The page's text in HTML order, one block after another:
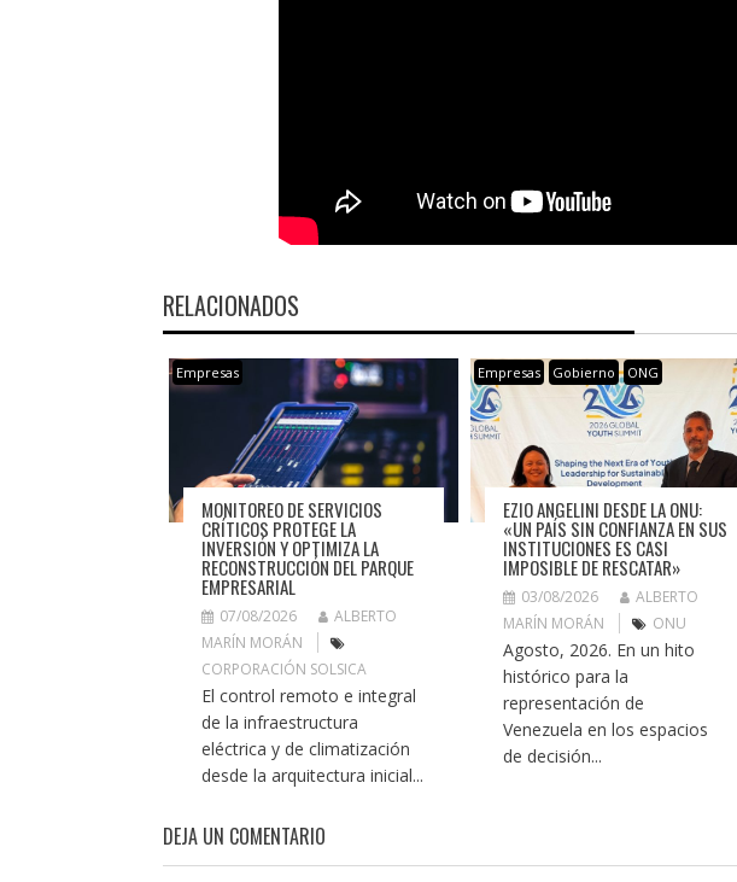
RELACIONADOS
Empresas
MONITOREO DE SERVICIOS
CRÍTICOS PROTEGE LA
INVERSIÓN Y OPTIMIZA LA
RECONSTRUCCIÓN DEL PARQUE
EMPRESARIAL
07/08/2026
ALBERTO
MARÍN MORÁN
CORPORACIÓN SOLSICA
El control remoto e integral
de la infraestructura
eléctrica y de climatización
desde la arquitectura inicial...
Empresas Gobierno ONG
EZIO ANGELINI DESDE LA ONU:
«UN PAÍS SIN CONFIANZA EN SUS
INSTITUCIONES ES CASI
IMPOSIBLE DE RESCATAR»
03/08/2026
ALBERTO
MARÍN MORÁN
ONU
Agosto, 2026. En un hito
histórico para la
representación de
Venezuela en los espacios
de decisión...
DEJA UN COMENTARIO